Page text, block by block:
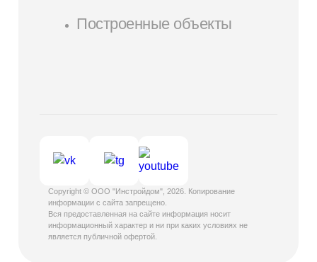
Построенные объекты
Copyright © ООО "Инстройдом", 2026. Копирование
информации с сайта запрещено.
Вся предоставленная на сайте информация носит
информационный характер и ни при каких условиях не
является публичной офертой.